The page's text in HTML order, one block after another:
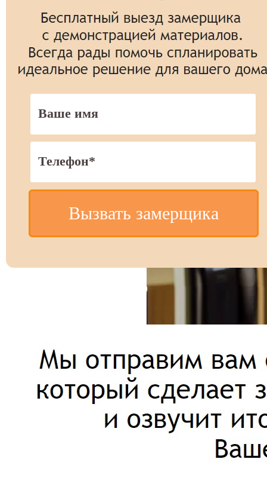
Вызвать замерщика